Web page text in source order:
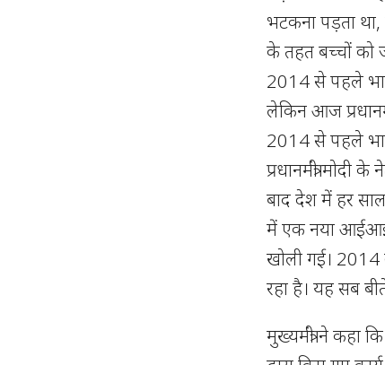
भटकना पड़ता था,
के तहत बच्चों को
2014 से पहले
लेकिन आज
2014 से पहले
प्रधानमंत्री
बाद देश में हर
में एक नया
खोली गई। 2014
रहा है। यह सब
मुख्यमंत्री ने कहा